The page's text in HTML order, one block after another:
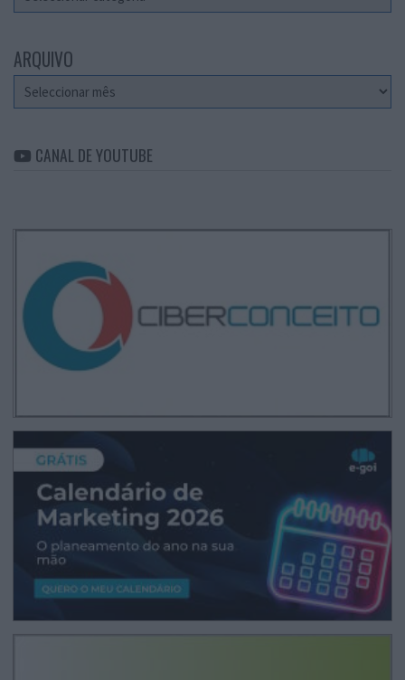
ARQUIVO
Arquivo
CANAL DE YOUTUBE